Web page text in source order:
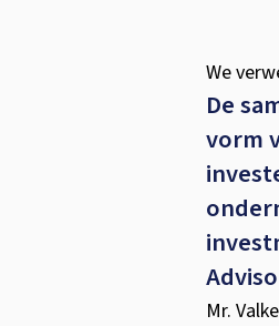
We
De
vorm
Mr.